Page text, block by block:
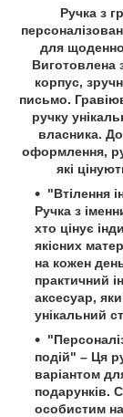
Ручка з
для
Виготовлена
корпус,
письмо.
ручку
власника.
оформлення,
які
"Втілення
Ручка з
хто цінує
якісних
на кожен
практичний
аксесуар,
унікальний
подій" – Ця
варіантом
подарунків.
особистим